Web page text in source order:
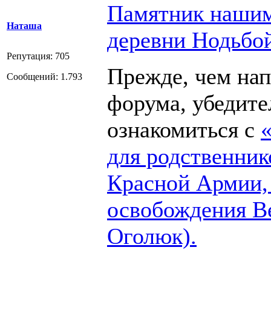
Наташа
Репутация: 705
Сообщений: 1.793
Памятник
деревни
Прежде, чем
форума,
ознакомиться с
для
Красной
освобождения
Оголюк).